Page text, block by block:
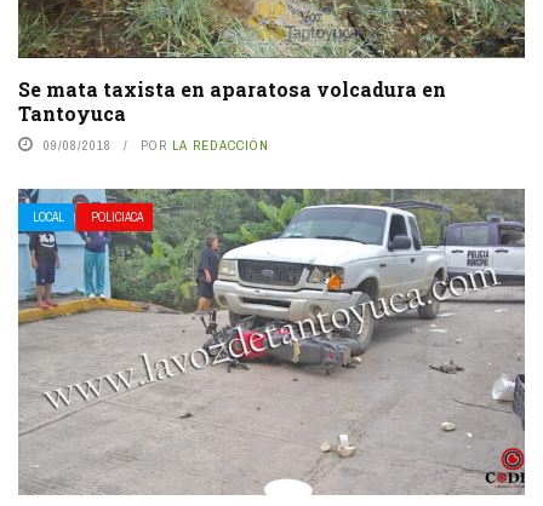
Se mata taxista en aparatosa volcadura en
Tantoyuca
09/08/2018 POR LA REDACCIÓN
LOCAL POLICIACA